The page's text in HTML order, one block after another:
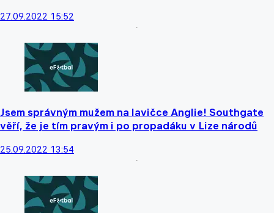
27.09.2022 15:52
Jsem správným mužem na lavičce Anglie! Southgate
věří, že je tím pravým i po propadáku v Lize národů
25.09.2022 13:54